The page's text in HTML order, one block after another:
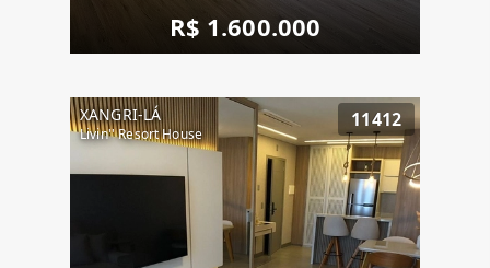
R$ 1.600.000
XANGRI-LÁ
Livin'' Resort House
11412